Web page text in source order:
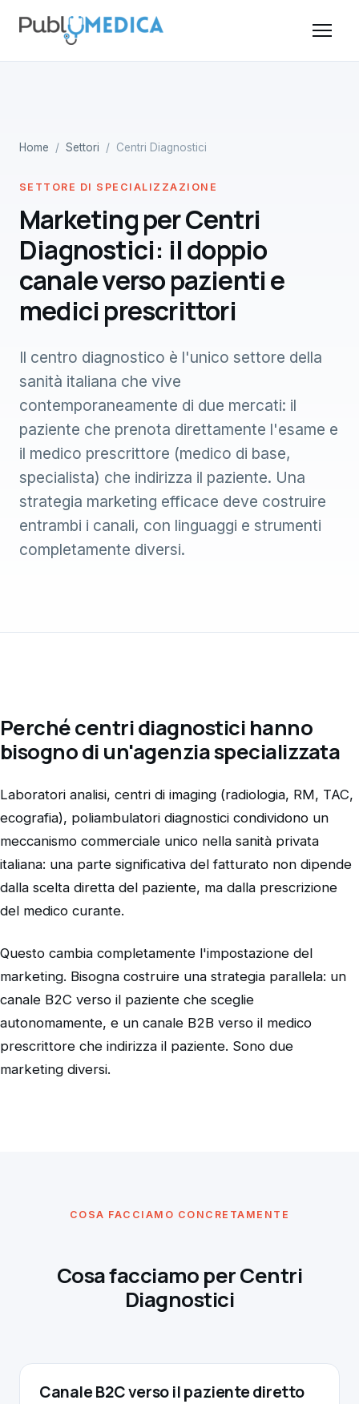
Home / Settori / Centri Diagnostici
SETTORE DI SPECIALIZZAZIONE
Marketing per Centri
Diagnostici: il doppio
canale verso pazienti e
medici prescrittori
Il centro diagnostico è l'unico settore della
sanità italiana che vive
contemporaneamente di due mercati: il
paziente che prenota direttamente l'esame e
il medico prescrittore (medico di base,
specialista) che indirizza il paziente. Una
strategia marketing efficace deve costruire
entrambi i canali, con linguaggi e strumenti
completamente diversi.
Perché centri diagnostici hanno
bisogno di un'agenzia specializzata
Laboratori analisi, centri di imaging (radiologia, RM, TAC,
ecografia), poliambulatori diagnostici condividono un
meccanismo commerciale unico nella sanità privata
italiana: una parte significativa del fatturato non dipende
dalla scelta diretta del paziente, ma dalla prescrizione
del medico curante.
Questo cambia completamente l'impostazione del
marketing. Bisogna costruire una strategia parallela: un
canale B2C verso il paziente che sceglie
autonomamente, e un canale B2B verso il medico
prescrittore che indirizza il paziente. Sono due
marketing diversi.
COSA FACCIAMO CONCRETAMENTE
Cosa facciamo per Centri
Diagnostici
Canale B2C verso il paziente diretto